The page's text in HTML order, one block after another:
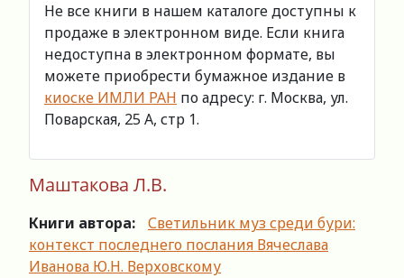
Не все книги в нашем каталоге доступны к
продаже в электронном виде. Если книга
недоступна в электронном формате, вы
можете приобрести бумажное издание в
киоске ИМЛИ РАН по адресу: г. Москва, ул.
Поварская, 25 А, стр 1.
Маштакова Л.В.
Книги автора:
Светильник муз среди бури:
контекст последнего послания Вячеслава
Иванова Ю.Н. Верховскому